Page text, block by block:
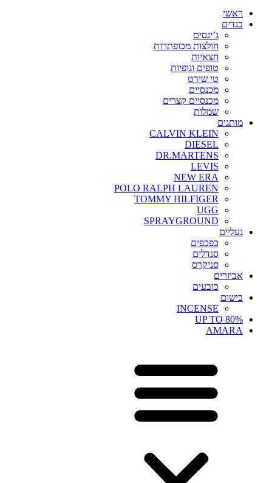
ראשי
בגדים
ג’ינסים
חולצות מכופתרות
חצאיות
טופים וגופיות
טי שירט
מכנסיים
מכנסיים קצרים
שמלות
מותגים
CALVIN KLEIN
DIESEL
DR.MARTENS
LEVIS
NEW ERA
POLO RALPH LAUREN
TOMMY HILFIGER
UGG
SPRAYGROUND
נעליים
כפכפים
סנדלים
סניקרס
אביזרים
כובעים
בישום
INCENSE
UP TO 80%
AMARA